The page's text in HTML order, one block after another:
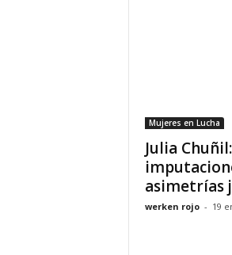
Mujeres en Lucha
Julia
asimetrías
werken rojo - 19